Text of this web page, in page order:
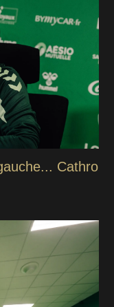
Cathro